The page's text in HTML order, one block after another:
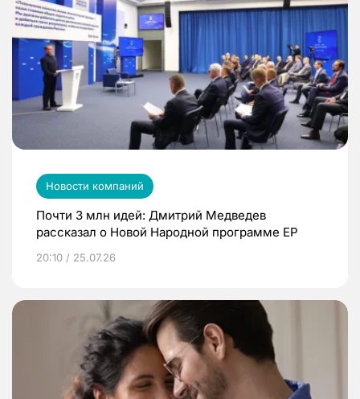
Новости компаний
Почти 3 млн идей: Дмитрий Медведев
рассказал о Новой Народной программе ЕР
20:10 / 25.07.26